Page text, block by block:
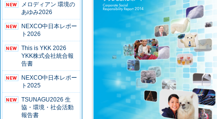
メロディアン 環境の
あゆみ2026
NEXCO中日本レポー
ト2026
This is YKK 2026
YKK株式会社統合報
告書
NEXCO中日本レポー
ト2025
TSUNAGU2026 生
協・環境・社会活動
報告書